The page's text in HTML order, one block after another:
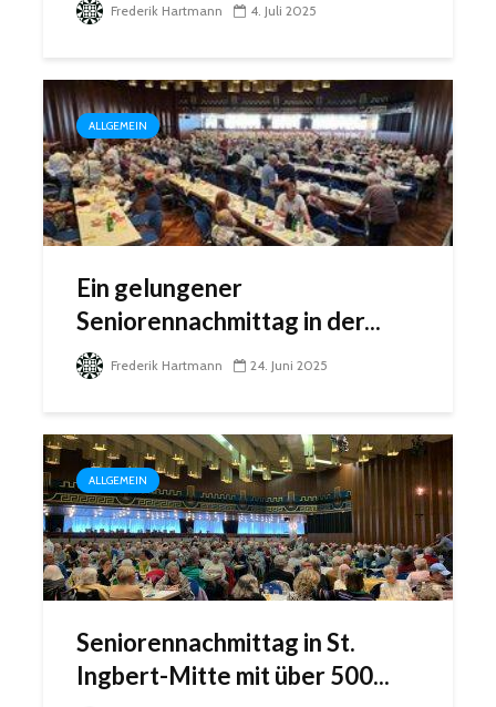
Frederik Hartmann 4. Juli 2025
ALLGEMEIN
Ein gelungener
Seniorennachmittag in der...
Frederik Hartmann 24. Juni 2025
ALLGEMEIN
Seniorennachmittag in St.
Ingbert-Mitte mit über 500...